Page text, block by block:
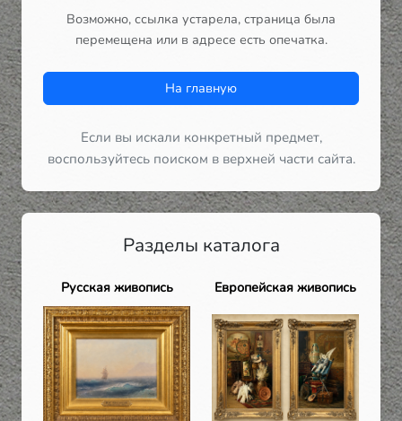
Возможно, ссылка устарела, страница была
перемещена или в адресе есть опечатка.
На главную
Если вы искали конкретный предмет,
воспользуйтесь поиском в верхней части сайта.
Разделы каталога
Русская живопись Европейская живопись